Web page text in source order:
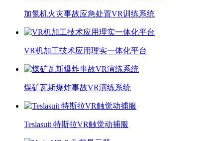
加氢机火灾事故应急处置VR训练系统
VR机加工技术应用理实一体化平台
煤矿瓦斯爆炸事故VR演练系统
Teslasuit 特斯拉VR触觉动捕服